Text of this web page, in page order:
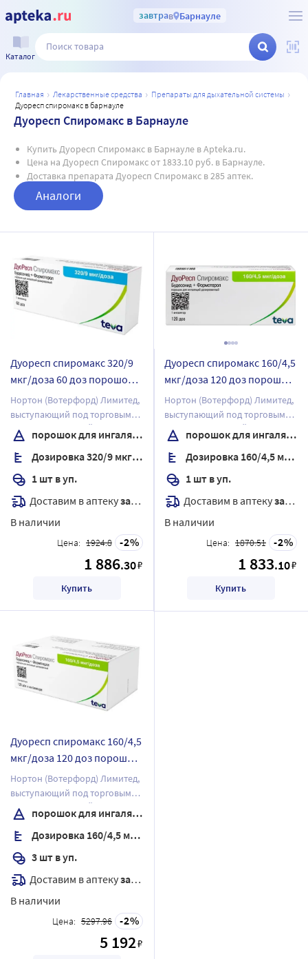
завтрав Барнауле
Каталог
главная лекарственные средства
препараты для дыхательной системы
дуоресп спиромакс в барнауле
Дуоресп Спиромакс в Барнауле
Купить Дуоресп Спиромакс в Барнауле в Apteka.ru.
Цена на Дуоресп Спиромакс от 1833.10 руб. в Барнауле.
Доставка препарата Дуоресп Спиромакс в 285 аптек.
Аналоги
Дуоресп спиромакс 320/9
мкг/доза 60 доз порошок
для ингаляций
дозированный 1 шт.
Нортон (Вотерфорд) Лимитед,
выступающий под торговым
наименованием АЙВЭКС
Фармасьютикалс Ирландия,
выступающий под торговым
наименованием Тева
Фармасьютикалс Ирландия
порошок для ингаляций дозированный
Дозировка 320/9 мкг/доза
1 шт в уп.
Доставим в аптекузавтра
В наличии
Цена: 1924.8 2
1 886.30₽
Купить
Дуоресп спиромакс 160/4,5
мкг/доза 120 доз порошок
для ингаляций
дозированный 1 шт.
Нортон (Вотерфорд) Лимитед,
выступающий под торговым
наименованием АЙВЭКС
Фармасьютикалс Ирландия,
выступающий под торговым
наименованием Тева
Фармасьютикалс Ирландия
порошок для ингаляций дозированный
Дозировка 160/4,5 мкг/доза
1 шт в уп.
Доставим в аптекузавтра
В наличии
Цена: 1870.51 2
1 833.10₽
Купить
Дуоресп спиромакс 160/4,5
мкг/доза 120 доз порошок
для ингаляций
дозированный 3 шт.
Нортон (Вотерфорд) Лимитед,
выступающий под торговым
наименованием АЙВЭКС
Фармасьютикалс Ирландия,
выступающий под торговым
наименованием Тева
Фармасьютикалс Ирландия
порошок для ингаляций дозированный
Дозировка 160/4,5 мкг/доза
3 шт в уп.
Доставим в аптекузавтра
В наличии
Цена: 5297.96 2
5 192₽